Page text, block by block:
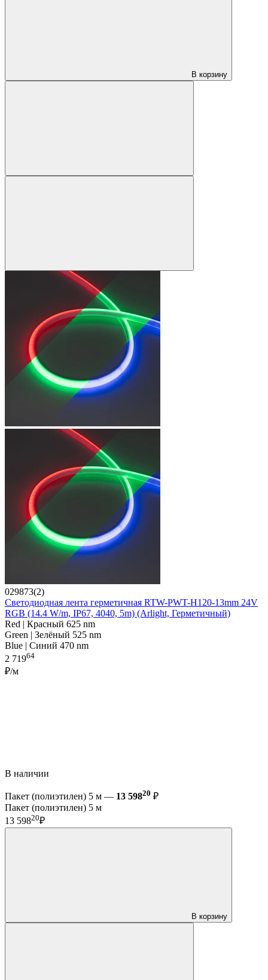
В корзину
029873(2)
Светодиодная лента герметичная RTW-PWT-H120-13mm 24V
RGB (14.4 W/m, IP67, 4040, 5m) (Arlight, Герметичный)
Red | Красный 625 nm
Green | Зелёный 525 nm
Blue | Синий 470 nm
2 71964
₽/м
В наличии
Пакет (полиэтилен) 5 м — 13 59820 ₽
Пакет (полиэтилен) 5 м
13 59820₽
В корзину